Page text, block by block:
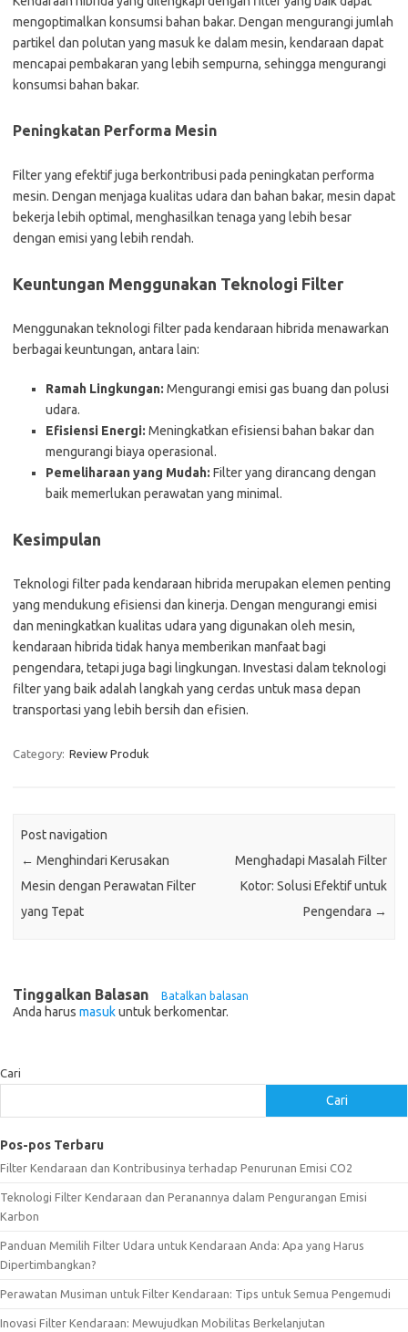
mengoptimalkan konsumsi bahan bakar. Dengan mengurangi jumlah
partikel dan polutan yang masuk ke dalam mesin, kendaraan dapat
mencapai pembakaran yang lebih sempurna, sehingga mengurangi
konsumsi bahan bakar.
Peningkatan Performa Mesin
Filter yang efektif juga berkontribusi pada peningkatan performa
mesin. Dengan menjaga kualitas udara dan bahan bakar, mesin dapat
bekerja lebih optimal, menghasilkan tenaga yang lebih besar
dengan emisi yang lebih rendah.
Keuntungan Menggunakan Teknologi Filter
Menggunakan teknologi filter pada kendaraan hibrida menawarkan
berbagai keuntungan, antara lain:
Ramah Lingkungan: Mengurangi emisi gas buang dan polusi
udara.
Efisiensi Energi: Meningkatkan efisiensi bahan bakar dan
mengurangi biaya operasional.
Pemeliharaan yang Mudah: Filter yang dirancang dengan
baik memerlukan perawatan yang minimal.
Kesimpulan
Teknologi filter pada kendaraan hibrida merupakan elemen penting
yang mendukung efisiensi dan kinerja. Dengan mengurangi emisi
dan meningkatkan kualitas udara yang digunakan oleh mesin,
kendaraan hibrida tidak hanya memberikan manfaat bagi
pengendara, tetapi juga bagi lingkungan. Investasi dalam teknologi
filter yang baik adalah langkah yang cerdas untuk masa depan
transportasi yang lebih bersih dan efisien.
Category: Review Produk
Post navigation
← Menghindari Kerusakan
Mesin dengan Perawatan Filter
yang Tepat
Menghadapi Masalah Filter
Kotor: Solusi Efektif untuk
Pengendara →
Tinggalkan Balasan Batalkan balasan
Anda harus masukuntuk berkomentar.
Cari
Cari
Pos-pos Terbaru
Filter Kendaraan dan Kontribusinya terhadap Penurunan Emisi CO2
Teknologi Filter Kendaraan dan Peranannya dalam Pengurangan Emisi
Karbon
Panduan Memilih Filter Udara untuk Kendaraan Anda: Apa yang Harus
Dipertimbangkan?
Perawatan Musiman untuk Filter Kendaraan: Tips untuk Semua Pengemudi
Inovasi Filter Kendaraan: Mewujudkan Mobilitas Berkelanjutan